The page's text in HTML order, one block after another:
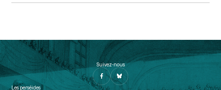
Suivez-nous
Les perséides